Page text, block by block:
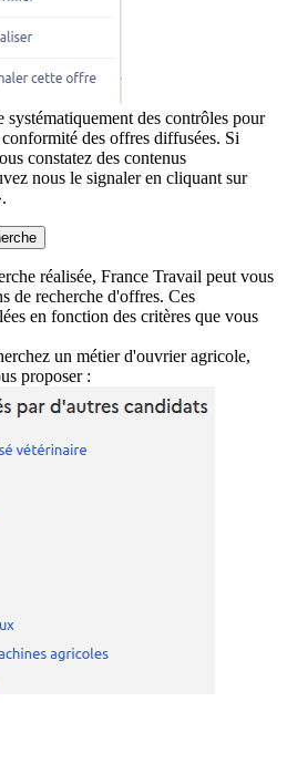
systématiquement des contrôles pour
des offres diffusées. Si
constatez des contenus
nous le signaler en cliquant sur
réalisée, France Travail peut vous
de recherche d'offres. Ces
en fonction des critères que vous
un métier d'ouvrier agricole,
proposer :